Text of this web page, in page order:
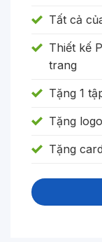
Tất cả
Thiết kế
trang
Tặng 1
Tặng
Tặng